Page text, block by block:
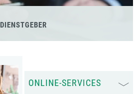
DIENSTGEBER
ONLINE-SERVICES